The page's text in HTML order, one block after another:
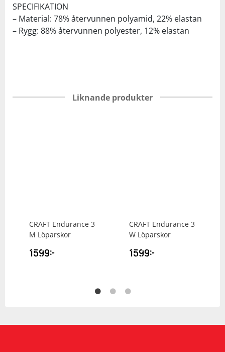
SPECIFIKATION
– Material: 78% återvunnen polyamid, 22% elastan
– Rygg: 88% återvunnen polyester, 12% elastan
Liknande produkter
CRAFT Endurance 3
M Löparskor
1599kr
CRAFT Endurance 3
W Löparskor
1599kr